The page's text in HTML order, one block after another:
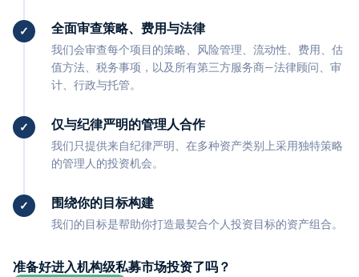
全面审查策略、费用与法律
我们会审查每个项目的策略、风险管理、流动性、费用、估
值方法、税务事项，以及所有第三方服务商—法律顾问、审
计、行政与托管。
仅与纪律严明的管理人合作
我们只提供来自纪律严明、在多种资产类别上采用独特策略
的管理人的投资机会。
围绕你的目标构建
我们的目标是帮助你打造最契合个人投资目标的资产组合。
准备好进入机构级私募市场投资了吗？